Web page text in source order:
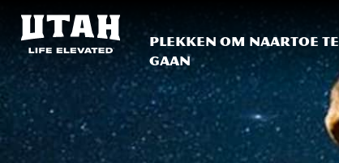
Skip to content
Plekken om naartoe te
gaan